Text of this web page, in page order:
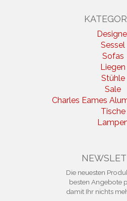
Sessel
Sofas
Liegen
Stühle
Sale
Charles Eames
Tische
Die neuesten
besten Angebote
damit Ihr nichts